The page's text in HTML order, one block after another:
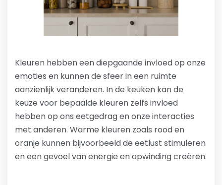
Kleuren hebben een diepgaande invloed op onze
emoties en kunnen de sfeer in een ruimte
aanzienlijk veranderen. In de keuken kan de
keuze voor bepaalde kleuren zelfs invloed
hebben op ons eetgedrag en onze interacties
met anderen. Warme kleuren zoals rood en
oranje kunnen bijvoorbeeld de eetlust stimuleren
en een gevoel van energie en opwinding creëren.